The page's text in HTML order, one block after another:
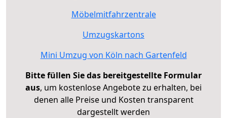
Möbelmitfahrzentrale
Umzugskartons
Mini Umzug von Köln nach Gartenfeld
Bitte füllen Sie das bereitgestellte Formular
aus, um kostenlose Angebote zu erhalten, bei
denen alle Preise und Kosten transparent
dargestellt werden